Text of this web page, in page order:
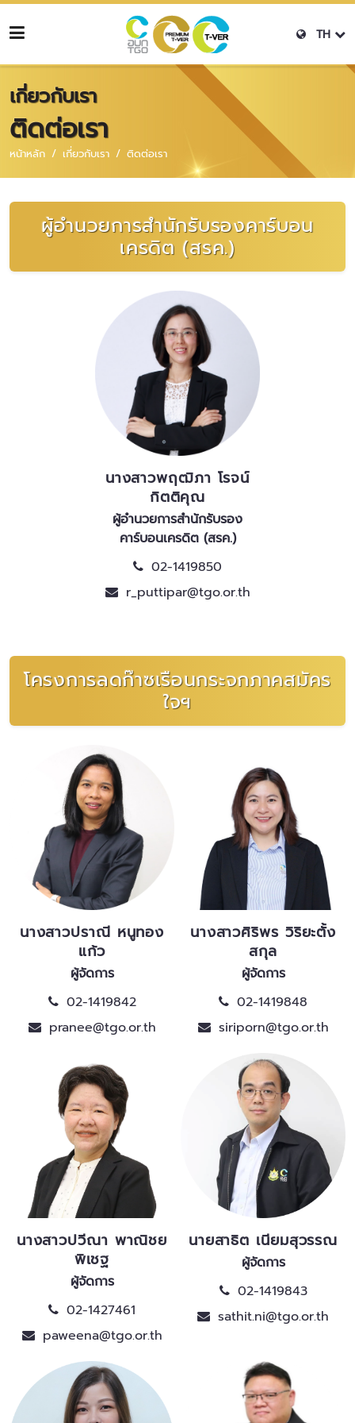
TH
เกี่ยวกับเรา
ติดต่อเรา
หน้าหลัก เกี่ยวกับเรา ติดต่อเรา
ผู้อํานวยการสํานักรับรองคาร์บอน
เครดิต (สรค.)
นางสาวพฤฒิภา โรจน์
กิตติคุณ
ผู้อํานวยการสํานักรับรอง
คาร์บอนเครดิต (สรค.)
02-1419850
r_puttipar@tgo.or.th
โครงการลดก๊าซเรือนกระจกภาคสมัคร
ใจฯ
นางสาวปราณี หนูทอง
แก้ว
ผู้จัดการ
02-1419842
pranee@tgo.or.th
นางสาวศิริพร วิริยะตั้ง
สกุล
ผู้จัดการ
02-1419848
siriporn@tgo.or.th
นางสาวปวีณา พาณิชย
พิเชฐ
ผู้จัดการ
02-1427461
paweena@tgo.or.th
นายสาธิต เนียมสุวรรณ
ผู้จัดการ
02-1419843
sathit.ni@tgo.or.th